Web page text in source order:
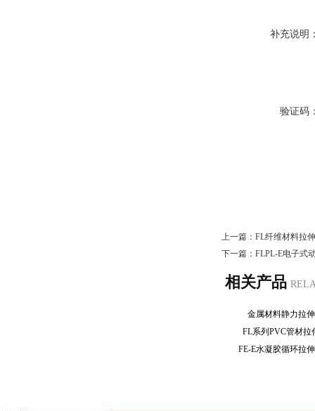
补充说明
验证码
上一篇： FL纤维材料拉
下一篇： FLPL-E电子式
相关产品
金属材料静力拉
FL系列PVC管材
FE-E水凝胶循环拉